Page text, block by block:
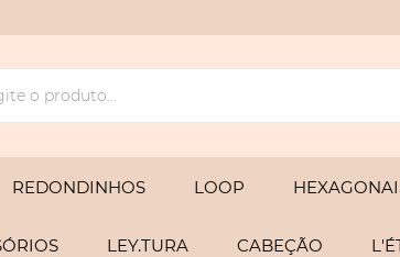
REDONDINHOS LOOP
LEY.TURA CABEÇÃO